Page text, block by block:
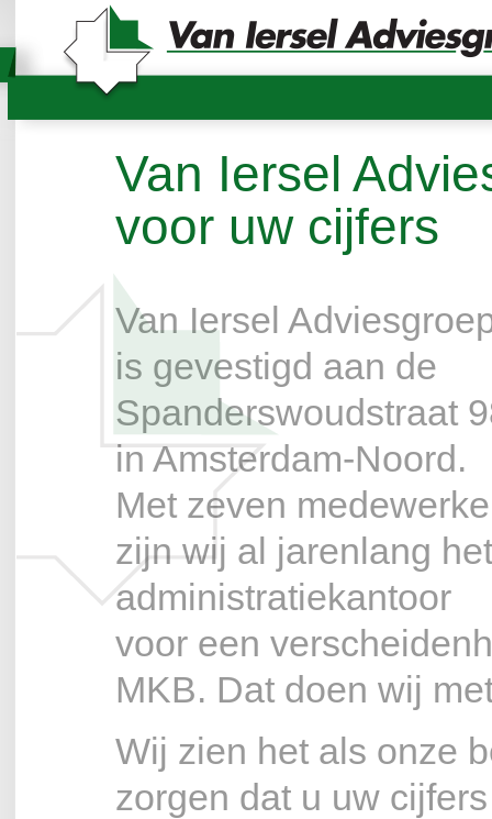
Van Iersel
voor uw cijfers
Van Iersel
is gevestigd aan de
Spanderswoudstraat
in Amsterdam-Noord.
Met zeven
zijn wij al jarenlang het
administratiekantoor
voor een
MKB. Dat doen wij
Wij zien het als onze
zorgen dat u uw